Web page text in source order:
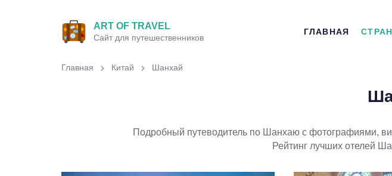
ART OF TRAVEL
Сайт для путешественников
ГЛАВНАЯ
Главная Китай Шанхай
Подробный путеводитель по Шанхаю с фотографиями,
Рейтинг лучших отелей